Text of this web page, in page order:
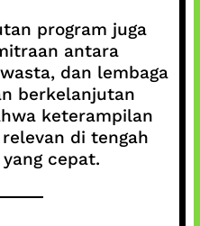
program juga
antara
dan lembaga
berkelanjutan
keterampilan
di tengah
cepat.